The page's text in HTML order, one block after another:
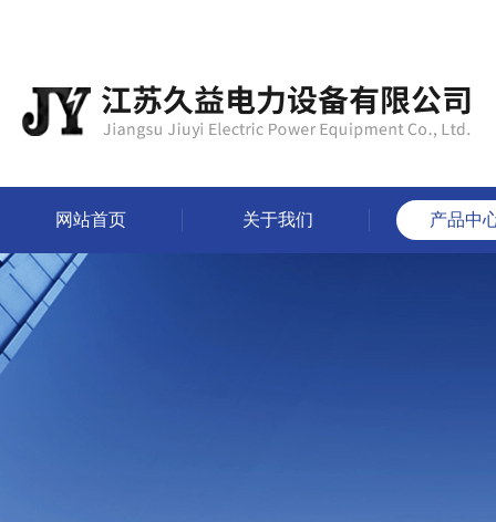
网站首页 关于我们 产品中